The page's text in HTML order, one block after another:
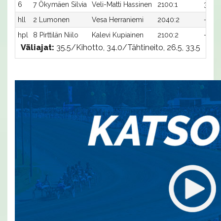
6
7 Ökymäen Silvia Veli-Matti Hassinen 2100:1
31,3
hll
2 Lumonen Vesa Herraniemi 2040:2
-
hpl
8 Pirttilän Niilo Kalevi Kupiainen 2100:2 -
Väliajat: 35.5/Kihotto, 34.0/Tähtineito, 26.5, 33.5